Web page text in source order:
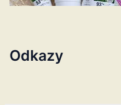
Odkazy